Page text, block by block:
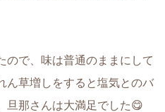
ので、味は普通のままにして
ん草増しをすると塩気とのバ
旦那さんは大満足でした😋